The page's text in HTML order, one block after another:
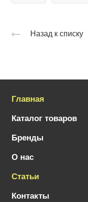
Назад к списку
Главная
Каталог товаров
Бренды
О нас
Статьи
Контакты